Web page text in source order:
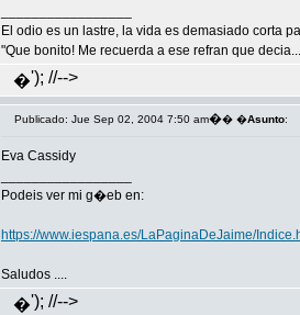
El odio es un lastre, la vida es demasiado corta
"Que bonito! Me recuerda a ese refran que
�'); //-->
Publicado: Jue Sep 02, 2004 7:50 am�� �Asunto:
Eva Cassidy
Podeis ver mi g�eb en:
https://www.iespana.es/LaPaginaDeJaime/
Saludos ....
�'); //-->